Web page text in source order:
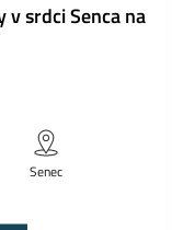
srdci Senca na
Senec